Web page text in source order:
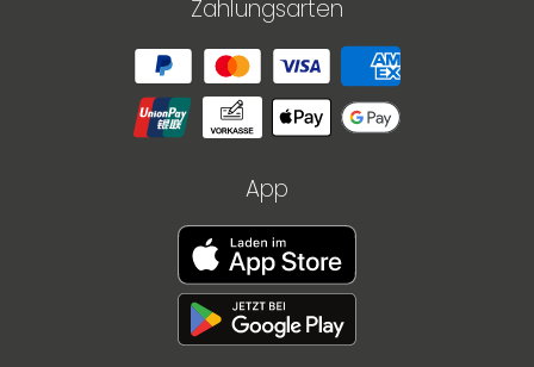
Zahlungsarten
App